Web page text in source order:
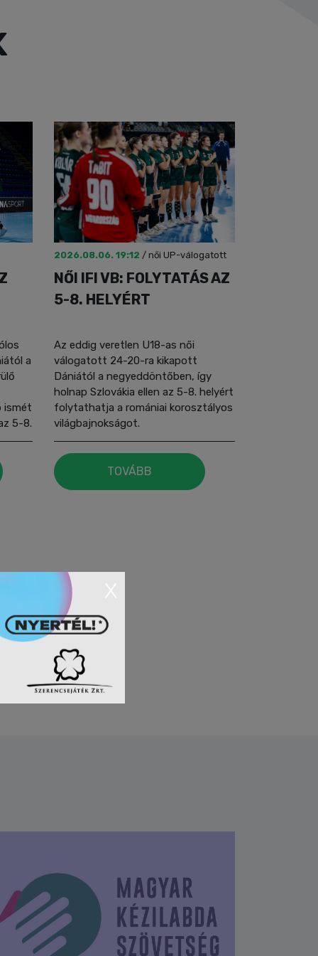
a
ismét
5-8.
2026.08.06. 19:12 / női UP-válogatott
NŐI IFI VB: FOLYTATÁS AZ
5-8. HELYÉRT
Az eddig veretlen U18-as női
válogatott 24-20-ra kikapott
Dániától a negyeddöntőben, így
holnap Szlovákia ellen az 5-8. helyért
folytathatja a romániai korosztályos
világbajnokságot.
TOVÁBB
X